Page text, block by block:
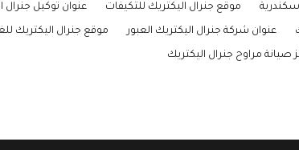
موقع جنرال اليكتريك للتكيفات عنوان توكيل جنرال
عنوان شركة جنرال اليكتريك العبور موقع جنرال اليكتريك
صيانة مراوح جنرال اليكتريك